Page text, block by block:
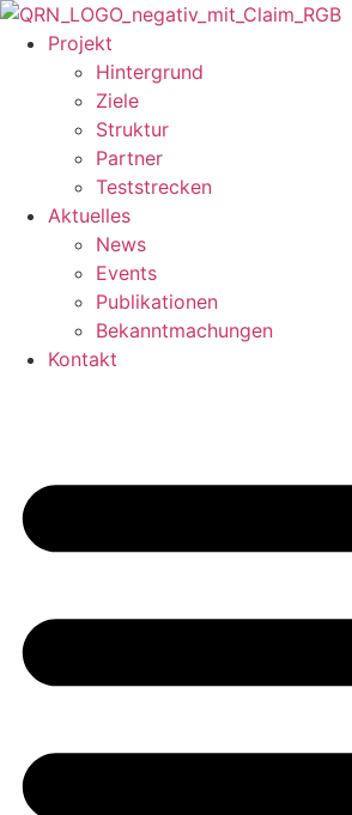
Zum
Inhalt
springen
Projekt
Hintergrund
Ziele
Struktur
Partner
Teststrecken
Aktuelles
News
Events
Publikationen
Bekanntmachungen
Kontakt